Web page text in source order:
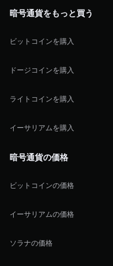
暗号通貨をもっと買う
ビットコインを購入
ドージコインを購入
ライトコインを購入
イーサリアムを購入
暗号通貨の価格
ビットコインの価格
イーサリアムの価格
ソラナの価格